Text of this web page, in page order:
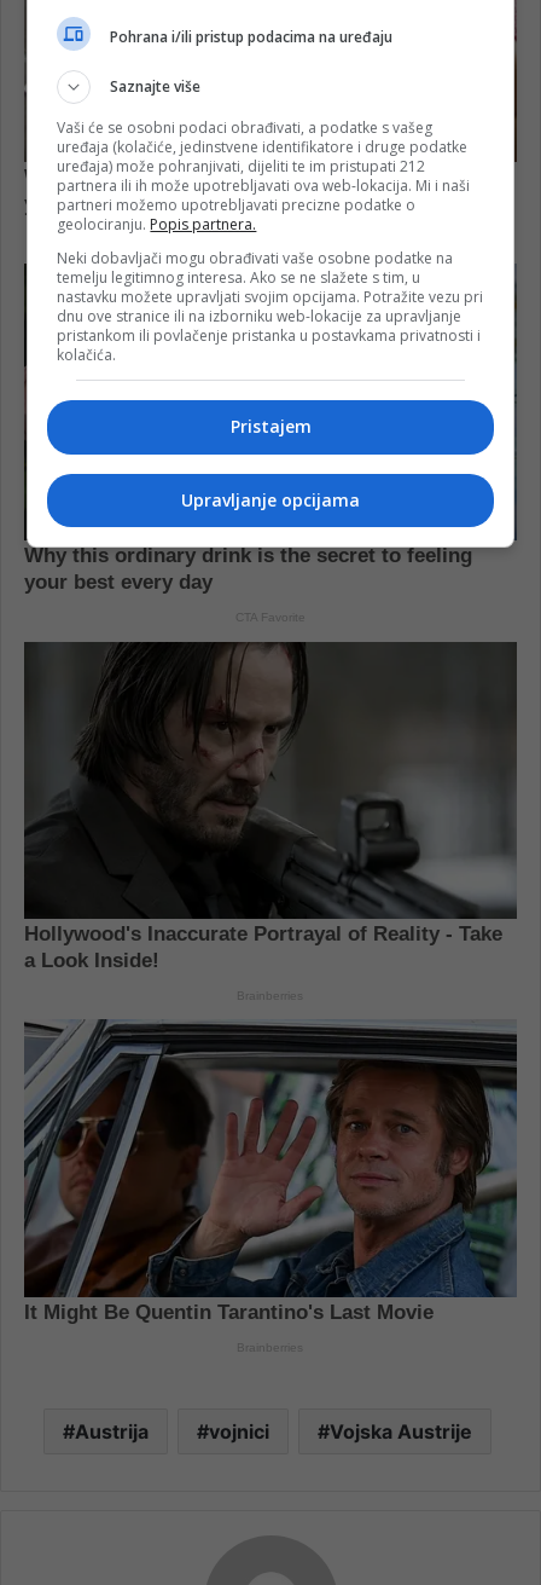
Austrija vojnici Vojska Austrije
Pohrana i/ili pristup podacima na uređaju
Saznajte više
Vaši će se osobni podaci obrađivati, a podatke s vašeg
uređaja (kolačiće, jedinstvene identifikatore i druge podatke
uređaja) može pohranjivati, dijeliti te im pristupati 212
partnera ili ih može upotrebljavati ova web-lokacija. Mi i naši
partneri možemo upotrebljavati precizne podatke o
geolociranju. Popis partnera.
Neki dobavljači mogu obrađivati vaše osobne podatke na
temelju legitimnog interesa. Ako se ne slažete s tim, u
nastavku možete upravljati svojim opcijama. Potražite vezu pri
dnu ove stranice ili na izborniku web-lokacije za upravljanje
pristankom ili povlačenje pristanka u postavkama privatnosti i
kolačića.
Pristajem
Upravljanje opcijama